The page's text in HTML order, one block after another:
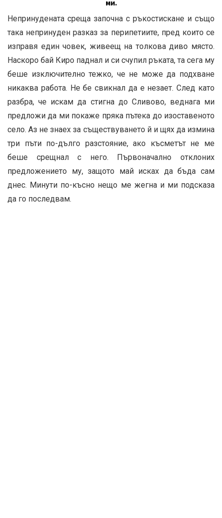
ми.
Непринудената среща започна с ръкостискане и също
така непринуден разказ за перипетиите, пред които се
изправя един човек, живеещ на толкова диво място.
Наскоро бай Киро паднал и си счупил ръката, та сега му
беше изключително тежко, че не може да подхване
никаква работа. Не бе свикнал да е незает. След като
разбра, че искам да стигна до Сливово, веднага ми
предложи да ми покаже пряка пътека до изоставеното
село. Аз не знаех за съществуването й и щях да измина
три пъти по-дълго разстояние, ако късметът не ме
беше срещнал с него. Първоначално отклоних
предложението му, защото май исках да бъда сам
днес. Минути по-късно нещо ме жегна и ми подсказа
да го последвам.